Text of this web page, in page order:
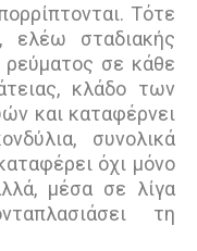
Τότε
ελέω σταδιακής
ρεύματος σε κάθε
κλάδο των
και καταφέρνει
συνολικά
όχι μόνο
μέσα σε λίγα
τη